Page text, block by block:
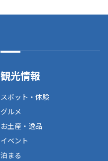
観光情報
スポット・体験
グルメ
お土産・逸品
イベント
泊まる